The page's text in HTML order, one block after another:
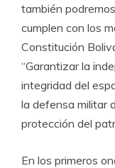
también
cumplen con los
Constitución
“Garantizar la
integridad del
la defensa militar
protección del
En los primeros